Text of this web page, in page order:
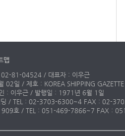
맵
81-04524 / 대표자 : 이우근
일 / 제호 : KOREA SHIPPING GAZETTE
: 이우근 / 발행일 : 1971년 6월 1일
딩 / TEL : 02-3703-6300~4 FAX : 02-
909호 / TEL : 051-469-7866~7 FAX :